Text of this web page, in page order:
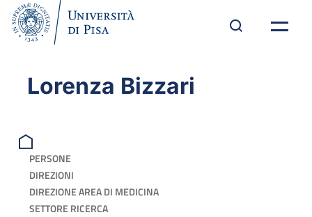
Lorenza Bizzari
PERSONE
DIREZIONI
DIREZIONE AREA DI MEDICINA
SETTORE RICERCA